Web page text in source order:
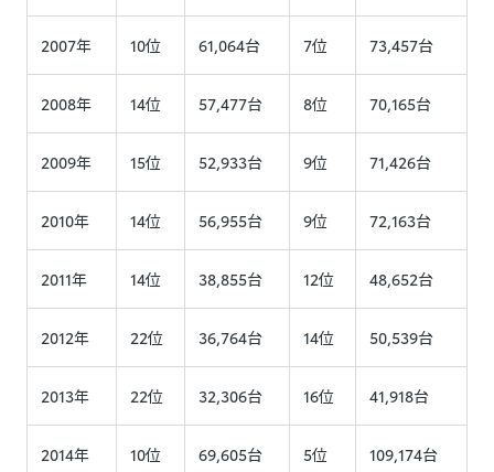
2007年 10位 61,064台 7位 73,457台
2008年 14位 57,477台 8位 70,165台
2009年 15位 52,933台 9位 71,426台
2010年 14位 56,955台 9位 72,163台
2011年 14位 38,855台 12位 48,652台
2012年 22位 36,764台 14位 50,539台
2013年 22位 32,306台 16位 41,918台
2014年 10位 69,605台 5位 109,174台